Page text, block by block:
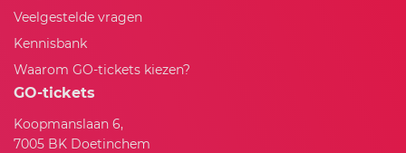
Veelgestelde vragen
Kennisbank
Waarom GO-tickets kiezen?
GO-tickets
Koopmanslaan 6,
7005 BK Doetinchem